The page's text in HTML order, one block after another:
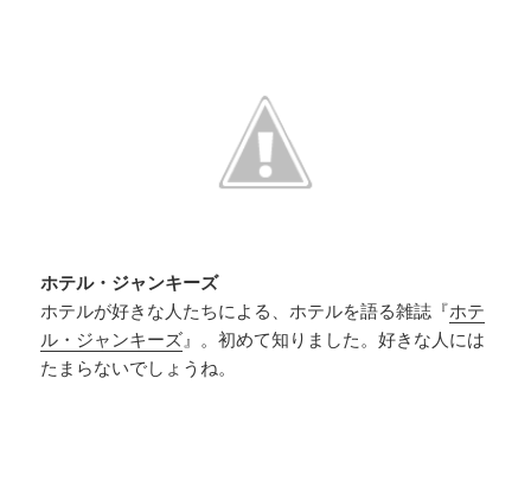
ホテル・ジャンキーズ
ホテルが好きな人たちによる、ホテルを語る雑誌『ホテ
ル・ジャンキーズ 』。初めて知りました。好きな人には
たまらないでしょうね。